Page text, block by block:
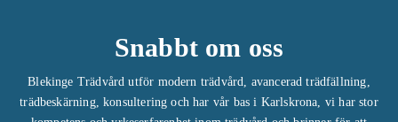
Snabbt om oss
Blekinge Trädvård utför modern trädvård, avancerad trädfällning,
trädbeskärning, konsultering och har vår bas i Karlskrona, vi har stor